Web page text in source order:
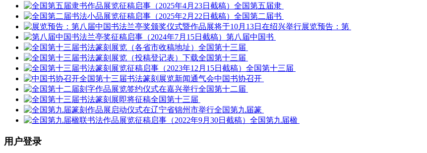
全国第五届隶
全国第二届书
展览预告：第
第八届中国书
全国第十三届
全国第十三届
全国第十三届
中国书协召开
全国第十二届
全国第十三届
全国第九届篆
全国第九届楹
用户登录